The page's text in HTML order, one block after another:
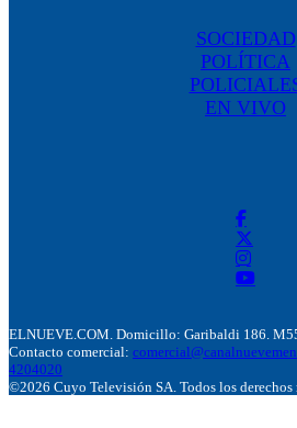
SOCIEDAD
POLÍTICA
EN VIVO
ELNUEVE.COM. Domicillo: Garibaldi 186.
Contacto comercial:
4204020
©2026 Cuyo Televisión SA. Todos los derechos